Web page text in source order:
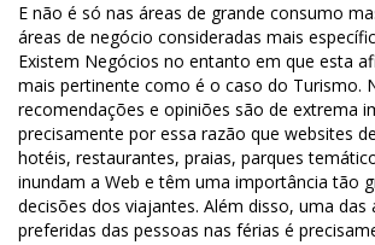
E não é só nas áreas de grande consumo
áreas de negócio consideradas mais
Existem Negócios no entanto em que esta
mais pertinente como é o caso do Turismo.
recomendações e opiniões são de extrema
precisamente por essa razão que websites
hotéis, restaurantes, praias, parques
inundam a Web e têm uma importância tão
decisões dos viajantes. Além disso, uma das
preferidas das pessoas nas férias é